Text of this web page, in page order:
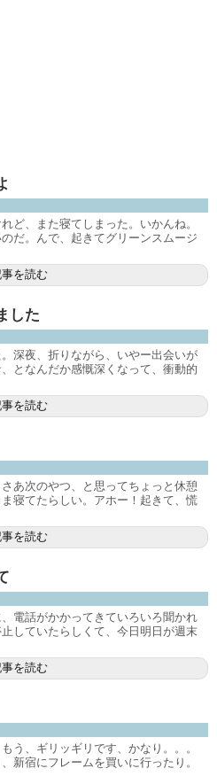
ど、また寝てしまった。いかんね。
だ。んで、起きてグリーンスムージ
を読む
した
深夜、折りながら、いやー出会いが
となんだか感慨深くなって、衝動的
を読む
あ次のやつ、と思ってちょっと休憩
寝てたらしい。アホー！起きて、慌
を読む
電話がかかってきていろいろ聞かれ
していたらしくて、今日明日が週末
を読む
う、ギリッギリです、かなり。。。
新宿にフレームを買いに行ったり。